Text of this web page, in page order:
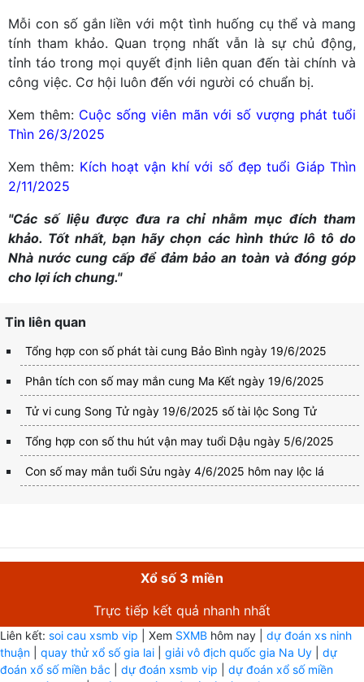
Mỗi con số gắn liền với một tình huống cụ thể và mang
tính tham khảo. Quan trọng nhất vẫn là sự chủ động,
tỉnh táo trong mọi quyết định liên quan đến tài chính và
công việc. Cơ hội luôn đến với người có chuẩn bị.
Xem thêm: Cuộc sống viên mãn với số vượng phát tuổi
Thìn 26/3/2025
Xem thêm: Kích hoạt vận khí với số đẹp tuổi Giáp Thìn
2/11/2025
"Các số liệu được đưa ra chỉ nhằm mục đích tham
khảo. Tốt nhất, bạn hãy chọn các hình thức lô tô do
Nhà nước cung cấp để đảm bảo an toàn và đóng góp
cho lợi ích chung."
Tin liên quan
Tổng hợp con số phát tài cung Bảo Bình ngày 19/6/2025
Phân tích con số may mắn cung Ma Kết ngày 19/6/2025
Tử vi cung Song Tử ngày 19/6/2025 số tài lộc Song Tử
Tổng hợp con số thu hút vận may tuổi Dậu ngày 5/6/2025
Con số may mắn tuổi Sửu ngày 4/6/2025 hôm nay lộc lá
Xổ số 3 miền
Trực tiếp kết quả nhanh nhất
Liên kết: soi cau xsmb vip | Xem SXMB hôm nay | dự đoán xs ninh
thuận
quay thử xổ số gia lai giải vô địch quốc gia Na Uy
dự
đoán xổ số miền bắc
dự đoán xsmb vip
dự đoán xổ số miền